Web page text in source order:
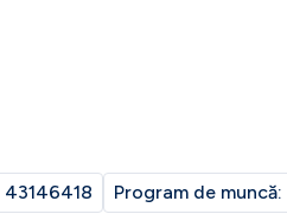
43146418 Program de muncă: